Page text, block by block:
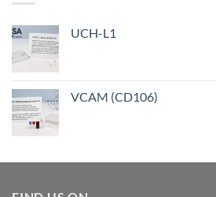
UCH-L1
VCAM (CD106)